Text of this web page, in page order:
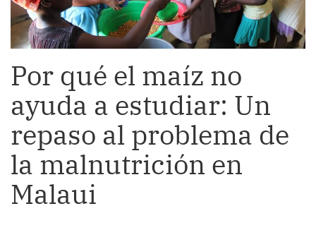
Por qué el maíz no
ayuda a estudiar: Un
repaso al problema de
la malnutrición en
Malaui